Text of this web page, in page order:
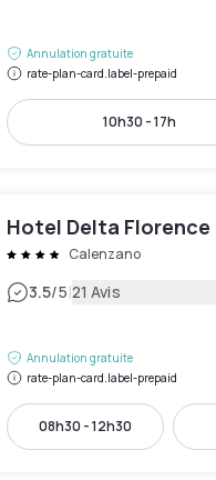
Annulation gratuite
rate-plan-card.label-prepaid
10h30 - 17h
Hotel Delta Florence
Calenzano
3.5/5|21 Avis
Annulation gratuite
rate-plan-card.label-prepaid
08h30 - 12h30